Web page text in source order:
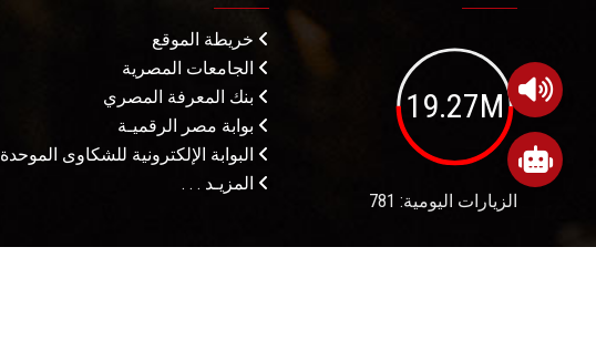
19.27M
الزيارات اليومية: 781
خريطة الموقع
الجامعات المصرية
بنك المعرفة المصري
بوابة مصر الرقميـة
البوابة الإلكترونية للشكاوى الموحدة
المزيـد . . .